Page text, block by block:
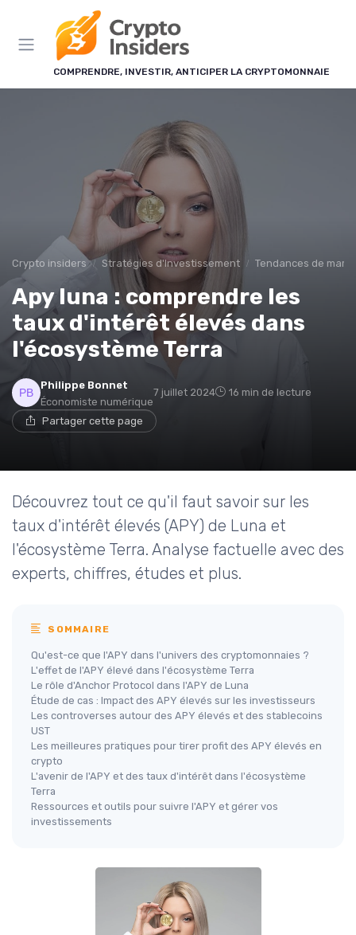
COMPRENDRE, INVESTIR, ANTICIPER LA CRYPTOMONNAIE
Crypto insiders Stratégies d'Investissement Tendances de
Apy luna : comprendre les
taux d'intérêt élevés dans
l'écosystème Terra
Philippe Bonnet
Économiste numérique
7 juillet 2024 16 min de lecture
Partager cette page
Découvrez tout ce qu'il faut savoir sur les
taux d'intérêt élevés (APY) de Luna et
l'écosystème Terra. Analyse factuelle avec des
experts, chiffres, études et plus.
SOMMAIRE
Qu'est-ce que l'APY dans l'univers des cryptomonnaies ?
L'effet de l'APY élevé dans l'écosystème Terra
Le rôle d'Anchor Protocol dans l'APY de Luna
Étude de cas : Impact des APY élevés sur les investisseurs
Les controverses autour des APY élevés et des stablecoins
UST
Les meilleures pratiques pour tirer profit des APY élevés en
crypto
L'avenir de l'APY et des taux d'intérêt dans l'écosystème
Terra
Ressources et outils pour suivre l'APY et gérer vos
investissements
Panneau de gestion des cookies